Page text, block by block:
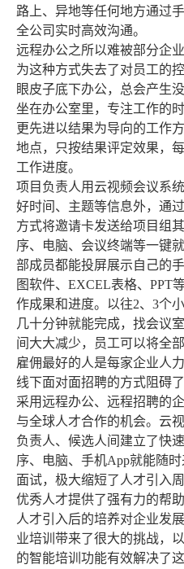
路上、异地等任何地方通过
全公司实时高效沟通。
远程办公之所以难被部分企
为这种方式失去了对员工的
眼皮子底下办公，总会产生
坐在办公室里，专注工作的
更先进以结果为导向的工作
地点，只按结果评定效果，
工作进度。
项目负责人用云视频会议系
好时间、主题等信息外，通
方式将邀请卡发送给项目组
序、电脑、会议终端等一键
部成员都能投屏展示自己的
图软件、EXCEL表格、PPT
作成果和进度。以往2、3个
几十分钟就能完成，找会议
间大大减少，员工可以将全
雇佣最好的人是每家企业人
线下面对面招聘的方式阻碍
采用远程办公、远程招聘的
与全球人才合作的机会。云
负责人、候选人间建立了快
序、电脑、手机App就能随
面试，极大缩短了人才引入
优秀人才提供了强有力的帮助
人才引入后的培养对企业发
业培训带来了很大的挑战，
的智能培训功能有效解决了